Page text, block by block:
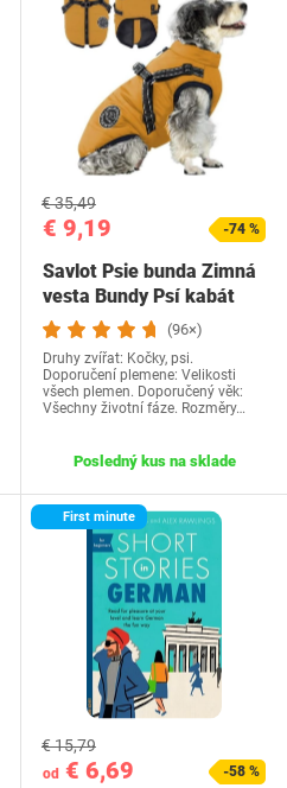
€ 9,19
€ 35,49
-74 %
Savlot Psie bunda Zimná
vesta Bundy Psí kabát
Psí sveter…
(96×)
Druhy zvířat: Kočky, psi.
Doporučení plemene: Velikosti
všech plemen. Doporučený věk:
Všechny životní fáze. Rozměry…
Posledný kus na sklade
First minute
od € 6,69
€ 15,79
-58 %